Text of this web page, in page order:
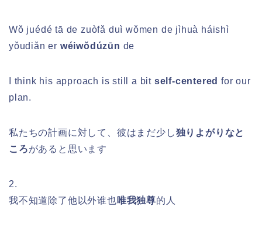
Wǒ juédé tā de zuòfǎ duì wǒmen de jìhuà háishì
yǒudiǎn er wéiwǒdúzūn de
I think his approach is still a bit self-centered for our
plan.
私たちの計画に対して、彼はまだ少し独りよがりなと
ころがあると思います
2.
我不知道除了他以外谁也唯我独尊的人